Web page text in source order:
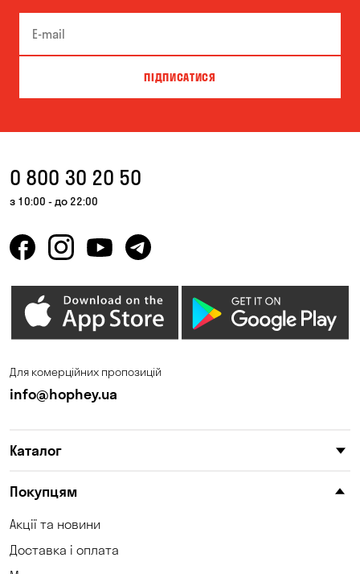
ПІДПИСАТИСЯ
0 800 30 20 50
з 10:00 - до 22:00
Для комерційних пропозицій
info@hophey.ua
Каталог
Покупцям
Акції та новини
Доставка і оплата